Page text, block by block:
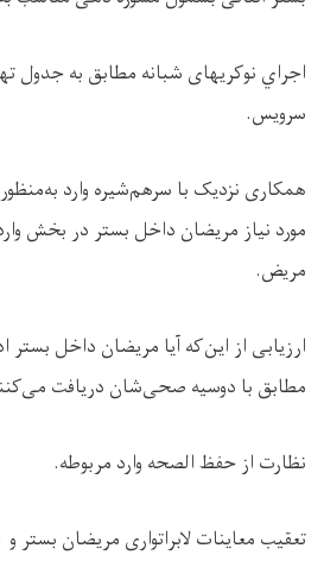
اجراي نوکريهای شبانه مطابق به
سرويس.
همکاری نزدیک با سرهم‌شیره وارد
مورد نیاز مريضان داخل بستر در بخش
مریض.
ارزیابی از این‌که آیا مريضان داخل بستر
مطابق با دوسيه صحی‌شان دریافت
نظارت از حفظ الصحه وارد مربوطه.
تعقیب معاینات لابراتواری مريضان